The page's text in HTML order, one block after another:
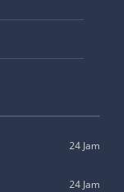
24 Jam
24 Jam